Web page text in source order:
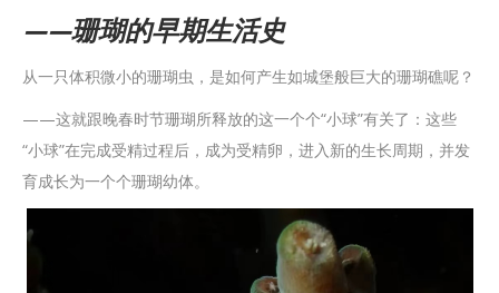
——珊瑚的早期生活史
从一只体积微小的珊瑚虫，是如何产生如城堡般巨大的珊瑚礁呢？
——这就跟晚春时节珊瑚所释放的这一个个“小球”有关了：这些
“小球”在完成受精过程后，成为受精卵，进入新的生长周期，并发
育成长为一个个珊瑚幼体。